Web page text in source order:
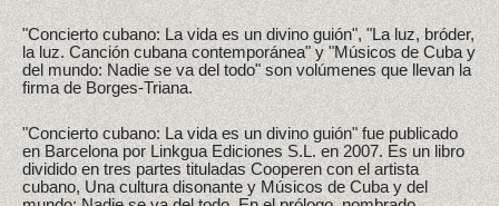
"Concierto cubano: La vida es un divino guión", "La luz, bróder,
la luz. Canción cubana contemporánea" y "Músicos de Cuba y
del mundo: Nadie se va del todo" son volúmenes que llevan la
firma de Borges-Triana.
"Concierto cubano: La vida es un divino guión" fue publicado
en Barcelona por Linkgua Ediciones S.L. en 2007. Es un libro
dividido en tres partes tituladas Cooperen con el artista
cubano, Una cultura disonante y Músicos de Cuba y del